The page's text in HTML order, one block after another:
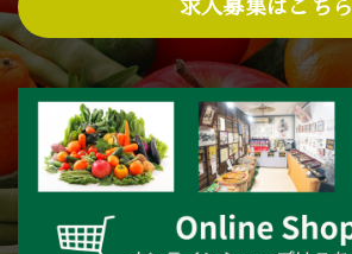
求人募集はこちら